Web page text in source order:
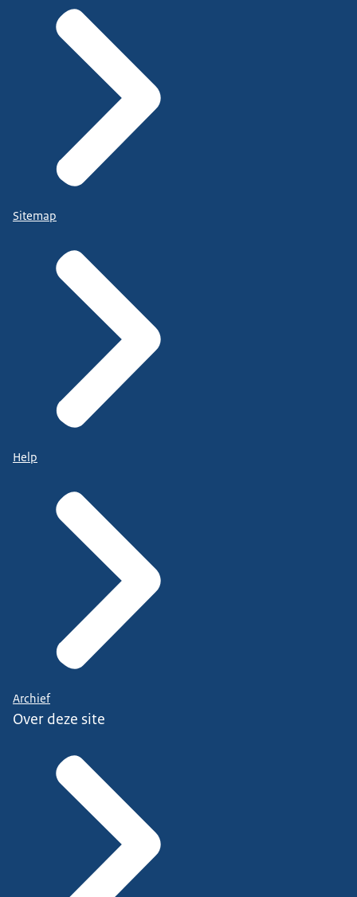
Sitemap
Help
Archief
Over deze site